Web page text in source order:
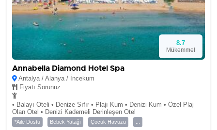
8.7
Mükemmel
Annabella Diamond Hotel Spa
Antalya / Alanya / İncekum
Fiyatı Sorunuz
• Balayı Oteli • Denize Sıfır • Plajı Kum • Denizi Kum • Özel Plaj
Olan Otel • Denizi Kademeli Derinleşen Otel
*Aile Dostu Bebek Yatağı Çocuk Havuzu